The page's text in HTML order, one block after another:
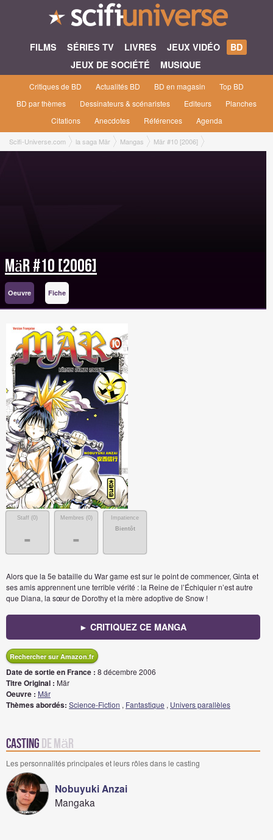
FILMS SÉRIES TV LIVRES JEUX VIDÉO
BD
JEUX DE SOCIÉTÉ
MUSIQUE
Critiques de BD Actualités BD BD en magasin
Top BD
BD par thèmes
Dessinateurs & scénaristes Editeurs
Planches
Citations
Anecdotes Références Agenda
Scifi-Universe.com la saga Mär Mangas Mär #10 [2006]
Mär #10 [2006]
Oeuvre Fiche
Staff (0)
-
Membres (0)
-
Impatience
Bientôt
Alors que la 5e bataille du War game est sur le point de commencer, Ginta et
ses amis apprennent une terrible vérité : la Reine de l’Échiquier n’est autre
que Diana, la sœur de Dorothy et la mère adoptive de Snow !
► CRITIQUEZ CE MANGA
Rechercher sur Amazon.fr
Date de sortie en France : 8 décembre 2006
Titre Original : Mär
Oeuvre : Mär
Thèmes abordés: Science-Fiction , Fantastique , Univers parallèles
Casting de Mär
Les personnalités principales et leurs rôles dans le casting
Nobuyuki Anzai
Mangaka